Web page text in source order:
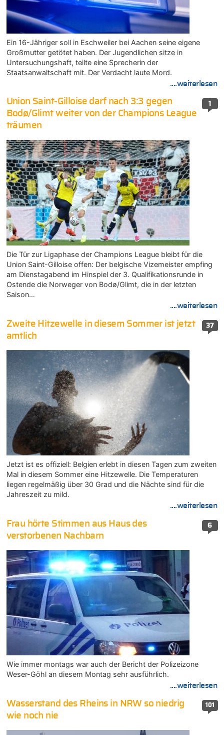
Ein 16-Jähriger soll in Eschweiler bei Aachen seine eigene
Großmutter getötet haben. Der Jugendlichen sitze in
Untersuchungshaft, teilte eine Sprecherin der
Staatsanwaltschaft mit. Der Verdacht laute Mord.
....weiterlesen
1
Union Saint-Gilloise darf nach 3:3 gegen
Bodø/Glimt weiter von der Champions League
träumen
Die Tür zur Ligaphase der Champions League bleibt für die
Union Saint-Gilloise offen: Der belgische Vizemeister empfing
am Dienstagabend im Hinspiel der 3. Qualifikationsrunde in
Ostende die Norweger von Bodø/Glimt, die in der letzten
Saison…
....weiterlesen
37
Zweite Hitzewelle in diesem Sommer ist jetzt
amtlich
Jetzt ist es offiziell: Belgien erlebt in diesen Tagen zum zweiten
Mal in diesem Sommer eine Hitzewelle. Die Temperaturen
liegen regelmäßig über 30 Grad und die Nächte sind für die
Jahreszeit zu mild.
....weiterlesen
6
Frau hörte Stimmen aus Haus des
verstorbenen Nachbarn
Wie immer montags war auch der Bericht der Polizeizone
Weser-Göhl an diesem Montag sehr ausführlich.
....weiterlesen
101
Wasserstand des Rheins in NRW so niedrig
wie noch nie